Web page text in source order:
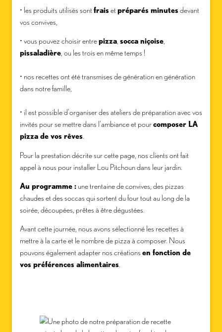
• les produits utilisés sont fraiset préparés minutesdevant
vos convives,
• vous pouvez choisir entrepizza, socca niçoise,
pissaladière, ou les trois en même temps !
• nos recettes ont été transmises de génération en génération
dans notre famille,
• il est possible d’organiser des ateliers de préparation avec vos
invités pour se mettre dans l’ambiance et pourcomposer LA
pizza de vos rêves.
Pour la prestation décrite sur cette page, nos clients ont fait
appel à nous pour installer Lou Pitchoun dans leur jardin.
Au programme : une trentaine de convives, des pizzas
chaudes et des soccas qui sortent du four tout au long de la
soirée, découpées, prêtes à être dégustées.
Avant cette journée, nous avons sélectionné les recettes à
mettre à la carte et le nombre de pizza à composer. Nous
pouvons également adapter nos créations en fonction de
vos préférences alimentaires.